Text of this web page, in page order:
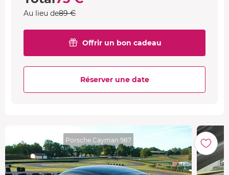
Au lieu de89 €
Offrir un bon cadeau
Réserver une date
Porsche Cayman 987